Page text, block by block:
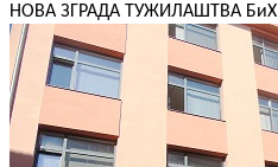
НОВА ЗГРАДА ТУЖИЛАШТВА БиХ